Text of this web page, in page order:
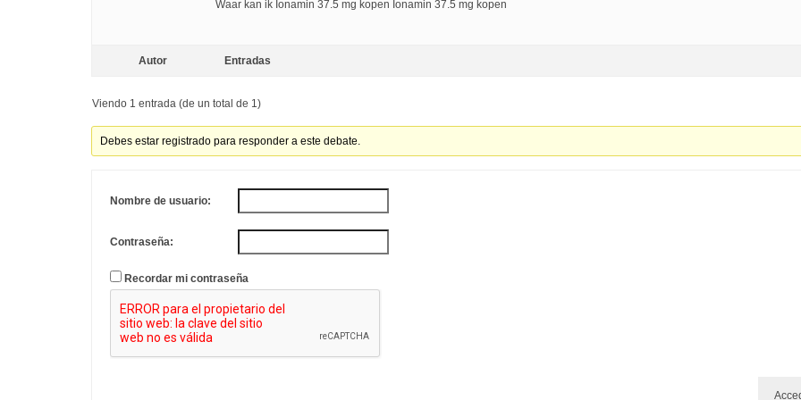
Waar kan ik Ionamin 37.5 mg kopen Ionamin 37.5 mg kopen
Autor Entradas
Viendo 1 entrada (de un total de 1)
Debes estar registrado para responder a este debate.
Nombre de usuario:
Contraseña:
Recordar mi contraseña